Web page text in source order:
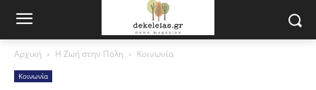
Αρχική Η Ζωή στην Πόλη Κοινωνία
Κοινωνία